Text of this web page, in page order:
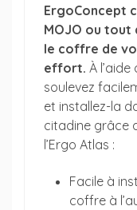
ErgoConcept
MOJO ou tout
le coffre de
effort. À l’aide
soulevez
et installez-la
citadine grâce
l’Ergo Atlas :
Facile à
coffre à